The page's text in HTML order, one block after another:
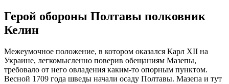
Герой обороны Полтавы полковник
Келин
Межеумочное положение, в котором оказался Карл XII на
Украине, легкомысленно поверив обещаниям Мазепы,
требовало от него овладения каким-то опорным пунктом.
Весной 1709 года шведы начали осаду Полтавы. Мазепа и тут